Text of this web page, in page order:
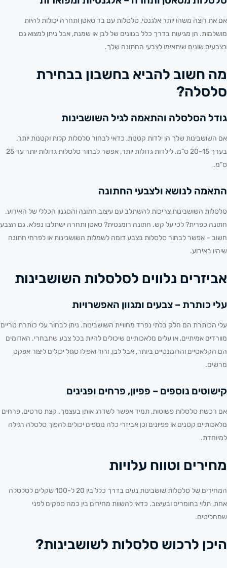
אם את רוצה משהו יותר אלגנטי, סלסלות עם בד סאטן ותחרה יכולות להיות
מושלמות. הן מגיעות בדרך כלל בגוונים של לבן או שמנת, אבל ניתן למצוא גם
בצבעים שונים שיתאימו לצבעי החתונה שלך.
מה חשוב להביא בחשבון בבחירת
סלסלה?
גודל הסלסלה והתאמה לגיל השושבינות
אם השושבינות שלך הן ילדות קטנות, כדאי לבחור סלסלות קלות וקטנות יותר,
בערך 20-15 ס”מ. לילדות גדולות יותר, אפשר לבחור סלסלות גדולות יותר עד 25
ס”מ.
התאמה לנושא ולצבעי החתונה
סלסלות השושבינות צריכות להשתלב עם עיצוב חתונה והסגנון הכללי של האירוע.
חתונה כפרית? לכי על קש. חתונה רומנטית? סאטן ותחרה ישתלבו נפלא. גם הצבע
חשוב – אפשר לבחור סלסלות בצבע דומה לשמלות השושבינות או לפרחי חתונה
שיהיו באירוע.
אביזרים נלווים לסלסלות השושבינות
עלי כותרת – צבעים ומגוון האפשרויות
עלי הכותרת הם חלק בלתי נפרד מחוויית השושבינות. ניתן לבחור עלי כותרת טריים
מוורדים אמיתיים, או עלים מלאכותיים שיכולים להיות בכל צבע שתבחרי. האדומים
הם הקלאסיים והרומנטיים ביותר, אבל לבן, ורוד ואפילו סגול יכולים ליצור אפקט
מרשים.
קישוטים נוספים – פפיון, פרחים ופנינים
אם רכשת סלסלות פשוטות, תמיד אפשר לשדרג אותן בעצמך. קצת סרטים, פרחים
מלאכותיים קטנים או פפיונים וכן אביזרי כלה נוספים יכולים להפוך סלסלה רגילה
למיוחדת.
מחירים וטווח עלויות
המחירים של סלסלות שושבינות נעים בדרך כלל בין 20 ל-100 שקלים לסלסלה
אחת, תלוי בחומרים ובעיצוב. כדאי להשוות מחירים בין כמה ספקים לפני
שמחליטים.
היכן לרכוש סלסלות לשושבינות?